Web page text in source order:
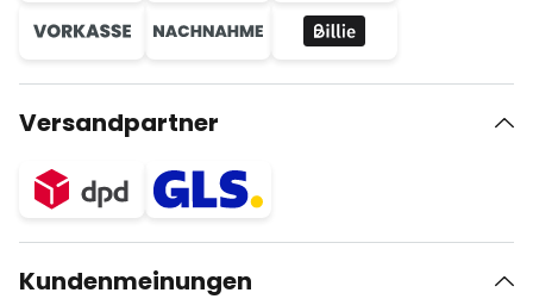
Versandpartner
Kundenmeinungen